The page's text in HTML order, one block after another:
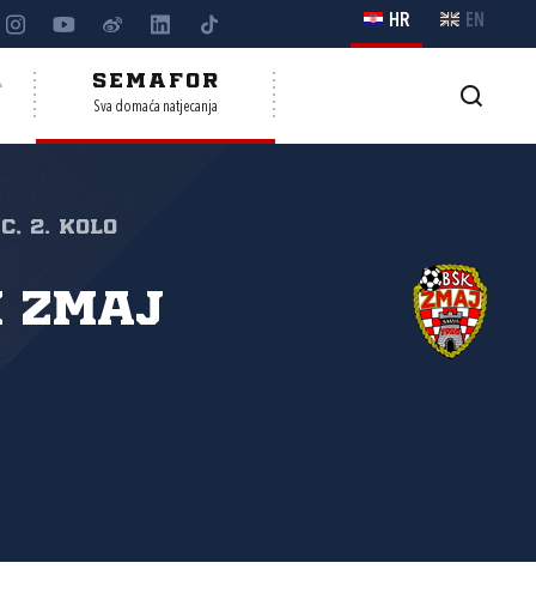
HR EN
SEMAFOR
Sva domaća natjecanja
2. kolo
Zmaj